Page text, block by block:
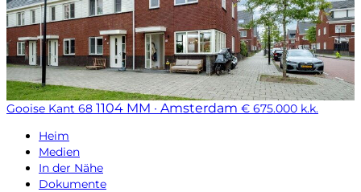
Gooise Kant 68 1104 MM · Amsterdam € 675.000 k.k.
Heim
Medien
In der Nähe
Dokumente